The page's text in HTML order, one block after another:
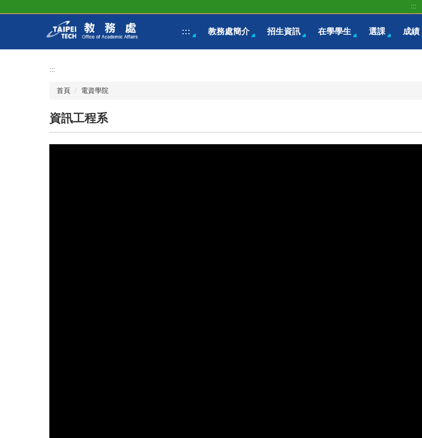
內
::: 教務處簡介 招生資訊 在學學生 選課 成績
:::
:::
首頁 電資學院
資訊工程系